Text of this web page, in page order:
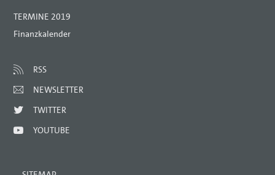
TERMINE 2019
Finanzkalender
RSS
NEWSLETTER
TWITTER
YOUTUBE